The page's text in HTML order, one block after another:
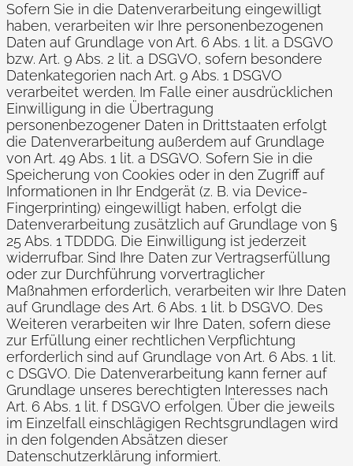
Sofern Sie in die Datenverarbeitung eingewilligt
haben, verarbeiten wir Ihre personenbezogenen
Daten auf Grundlage von Art. 6 Abs. 1 lit. a DSGVO
bzw. Art. 9 Abs. 2 lit. a DSGVO, sofern besondere
Datenkategorien nach Art. 9 Abs. 1 DSGVO
verarbeitet werden. Im Falle einer ausdrücklichen
Einwilligung in die Übertragung
personenbezogener Daten in Drittstaaten erfolgt
die Datenverarbeitung außerdem auf Grundlage
von Art. 49 Abs. 1 lit. a DSGVO. Sofern Sie in die
Speicherung von Cookies oder in den Zugriff auf
Informationen in Ihr Endgerät (z. B. via Device-
Fingerprinting) eingewilligt haben, erfolgt die
Datenverarbeitung zusätzlich auf Grundlage von §
25 Abs. 1 TDDDG. Die Einwilligung ist jederzeit
widerrufbar. Sind Ihre Daten zur Vertragserfüllung
oder zur Durchführung vorvertraglicher
Maßnahmen erforderlich, verarbeiten wir Ihre Daten
auf Grundlage des Art. 6 Abs. 1 lit. b DSGVO. Des
Weiteren verarbeiten wir Ihre Daten, sofern diese
zur Erfüllung einer rechtlichen Verpflichtung
erforderlich sind auf Grundlage von Art. 6 Abs. 1 lit.
c DSGVO. Die Datenverarbeitung kann ferner auf
Grundlage unseres berechtigten Interesses nach
Art. 6 Abs. 1 lit. f DSGVO erfolgen. Über die jeweils
im Einzelfall einschlägigen Rechtsgrundlagen wird
in den folgenden Absätzen dieser
Datenschutzerklärung informiert.